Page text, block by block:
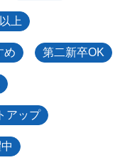
上
め 第二新卒OK
アップ